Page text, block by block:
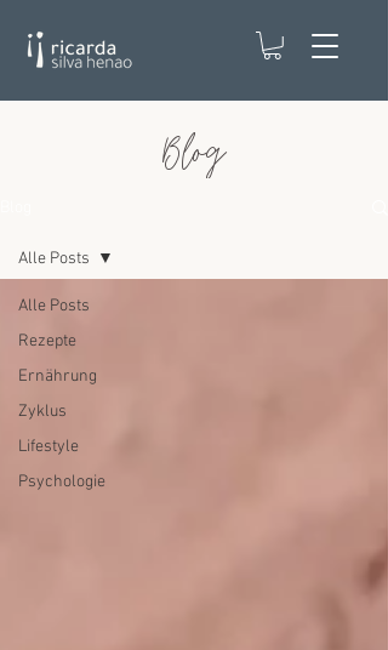
Blog
Alle Posts
Rezepte
Ernährung
Zyklus
Lifestyle
Psychologie
Alle Posts